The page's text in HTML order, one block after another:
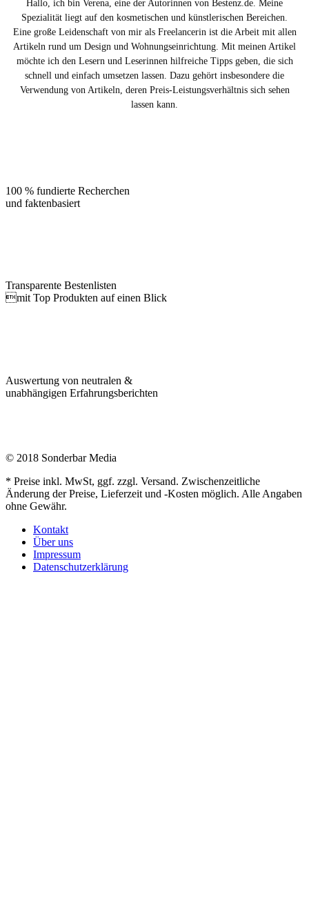
Hallo, ich bin Verena, eine der Autorinnen von Bestenz.de. Meine
Spezialität liegt auf den kosmetischen und künstlerischen Bereichen.
Eine große Leidenschaft von mir als Freelancerin ist die Arbeit mit allen
Artikeln rund um Design und Wohnungseinrichtung. Mit meinen Artikel
möchte ich den Lesern und Leserinnen hilfreiche Tipps geben, die sich
schnell und einfach umsetzen lassen. Dazu gehört insbesondere die
Verwendung von Artikeln, deren Preis-Leistungsverhältnis sich sehen
lassen kann.
100 % fundierte Recherchen
und faktenbasiert
Transparente Bestenlisten
mit Top Produkten auf einen Blick
Auswertung von neutralen &
unabhängigen Erfahrungsberichten
© 2018 Sonderbar Media
* Preise inkl. MwSt, ggf. zzgl. Versand. Zwischenzeitliche
Änderung der Preise, Lieferzeit und -Kosten möglich. Alle Angaben
ohne Gewähr.
Kontakt
Über uns
Impressum
Datenschutzerklärung